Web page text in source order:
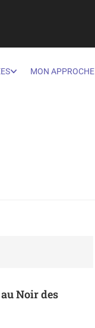
MON APPROCHE
Noir des